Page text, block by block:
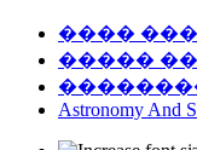
����
�����
Astronomy And